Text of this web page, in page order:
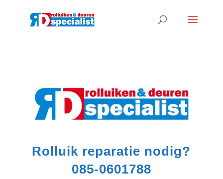
Rolluik reparatie nodig?
085-0601788